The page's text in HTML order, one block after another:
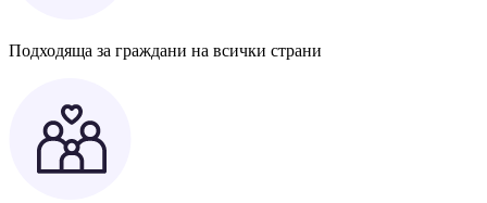
Подходяща за граждани на всички страни